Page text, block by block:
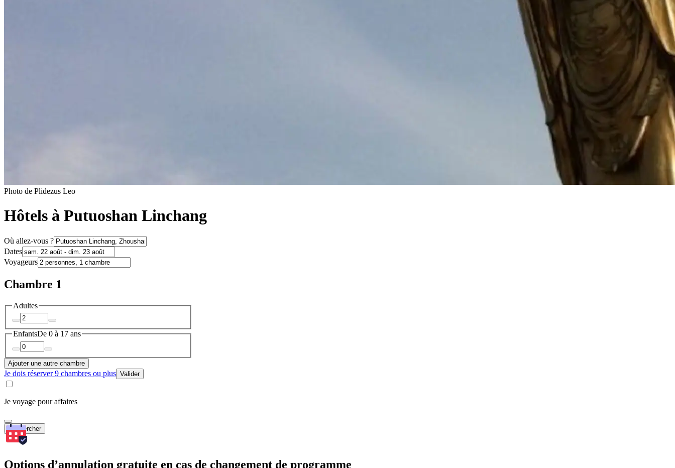
Photo de Plidezus Leo
Hôtels à Putuoshan Linchang
Où allez-vous ?
Dates
Voyageurs
Chambre 1
Adultes
EnfantsDe 0 à 17 ans
Ajouter une autre chambre
Je dois réserver 9 chambres ou plus Valider
Je voyage pour affaires
Rechercher
Options d’annulation gratuite en cas de changement de programme